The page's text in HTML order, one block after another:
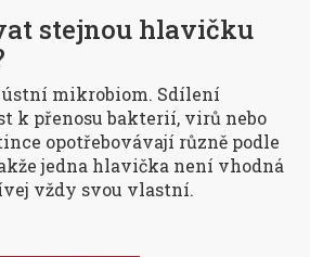
stejnou hlavičku
ústní mikrobiom. Sdílení
k přenosu bakterií, virů nebo
opotřebovávají různě podle
jedna hlavička není vhodná
vždy svou vlastní.